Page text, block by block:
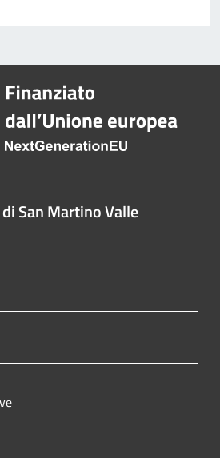
San Martino Valle